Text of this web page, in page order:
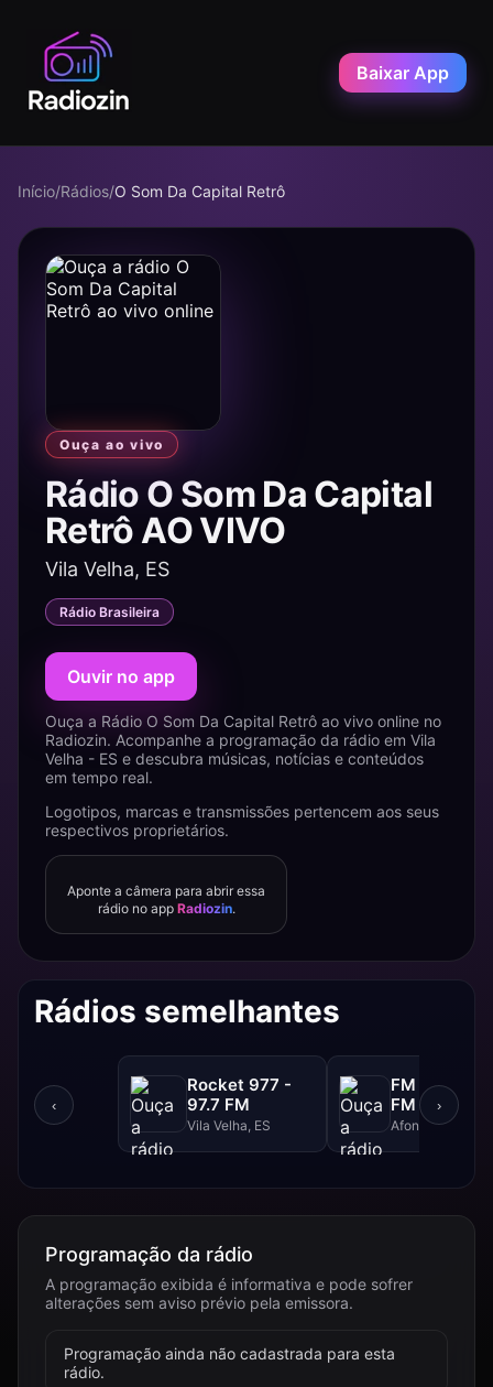
Baixar App
Início/Rádios/O Som Da Capital Retrô
Ouça ao vivo
Rádio O Som Da Capital
Retrô AO VIVO
Vila Velha, ES
Rádio Brasileira
Ouvir no app
Ouça a Rádio O Som Da Capital Retrô ao vivo online no
Radiozin. Acompanhe a programação da rádio em Vila
Velha - ES e descubra músicas, notícias e conteúdos
em tempo real.
Logotipos, marcas e transmissões pertencem aos seus
respectivos proprietários.
Aponte a câmera para abrir essa
rádio no app Radiozin.
Rádios semelhantes
‹
Rocket 977 -
97.7 FM
Vila Velha, ES
FM Super -
FM
Afonso Claudio,
›
Programação da rádio
A programação exibida é informativa e pode sofrer
alterações sem aviso prévio pela emissora.
Programação ainda não cadastrada para esta
rádio.